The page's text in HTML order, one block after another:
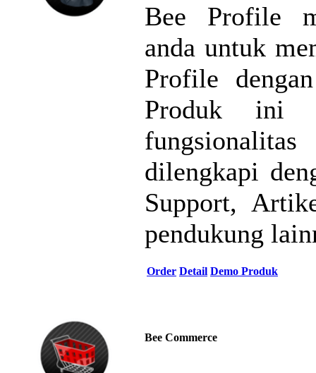
Bee Profile
anda untuk
Profile
Produk ini
dilengkapi
Support,
pendukung
Order Detail Demo Produk
Bee Commerce